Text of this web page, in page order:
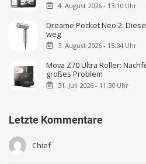
4. August 2026 - 13:10 Uhr
Dreame Pocket Neo 2:
weg
3. August 2026 - 15:34 Uhr
Mova Z70 Ultra Roller:
großes Problem
31. Juli 2026 - 11:30 Uhr
Letzte Kommentare
Chief